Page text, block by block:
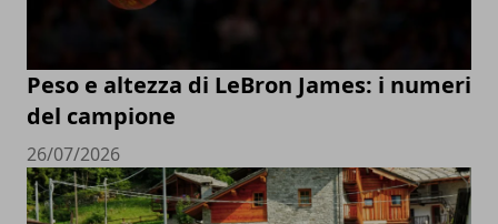
Peso e altezza di LeBron James: i numeri
del campione
26/07/2026